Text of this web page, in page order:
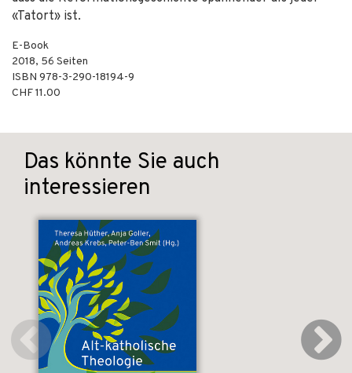
«Tatort» ist.
E-Book
2018, 56 Seiten
ISBN 978-3-290-18194-9
CHF 11.00
Das könnte Sie auch
interessieren